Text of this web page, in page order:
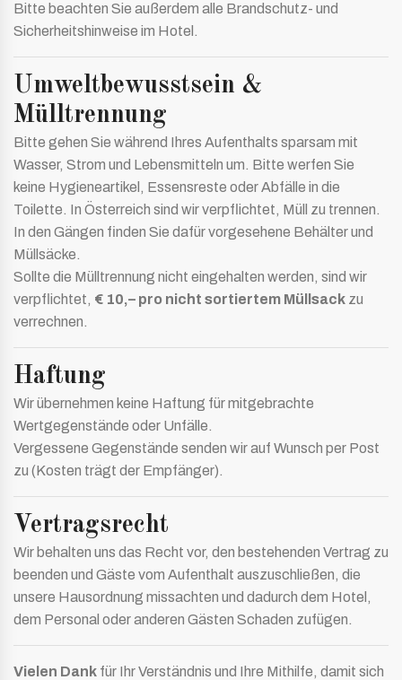
Bitte beachten Sie außerdem alle Brandschutz- und
Sicherheitshinweise im Hotel.
Umweltbewusstsein &
Mülltrennung
Bitte gehen Sie während Ihres Aufenthalts sparsam mit
Wasser, Strom und Lebensmitteln um. Bitte werfen Sie
keine Hygieneartikel, Essensreste oder Abfälle in die
Toilette. In Österreich sind wir verpflichtet, Müll zu trennen.
In den Gängen finden Sie dafür vorgesehene Behälter und
Müllsäcke.
Sollte die Mülltrennung nicht eingehalten werden, sind wir
verpflichtet, € 10,– pro nicht sortiertem Müllsack zu
verrechnen.
Haftung
Wir übernehmen keine Haftung für mitgebrachte
Wertgegenstände oder Unfälle.
Vergessene Gegenstände senden wir auf Wunsch per Post
zu (Kosten trägt der Empfänger).
Vertragsrecht
Wir behalten uns das Recht vor, den bestehenden Vertrag zu
beenden und Gäste vom Aufenthalt auszuschließen, die
unsere Hausordnung missachten und dadurch dem Hotel,
dem Personal oder anderen Gästen Schaden zufügen.
Vielen Dank für Ihr Verständnis und Ihre Mithilfe, damit sich